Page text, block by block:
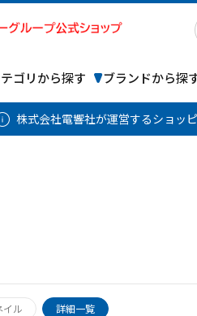
ゴリから探す ブランドから探
株式会社電響社が運営するショッ
イル 詳細一覧